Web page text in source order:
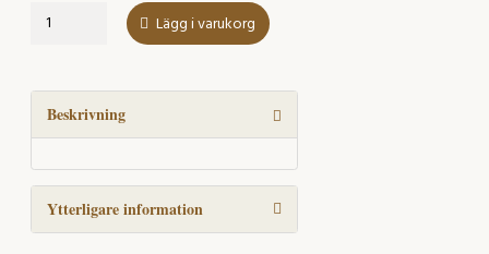
Om
arbetsengagemang
andra
motiv
för
arbetet
än
ekonomiska
mängd
Lägg i varukorg
Beskrivning
Ytterligare information